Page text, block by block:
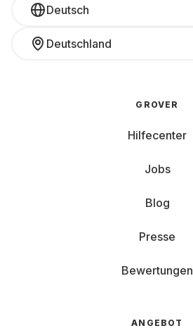
Deutsch
Deutschland
GROVER
Hilfecenter
Jobs
Blog
Presse
Bewertungen
ANGEBOT